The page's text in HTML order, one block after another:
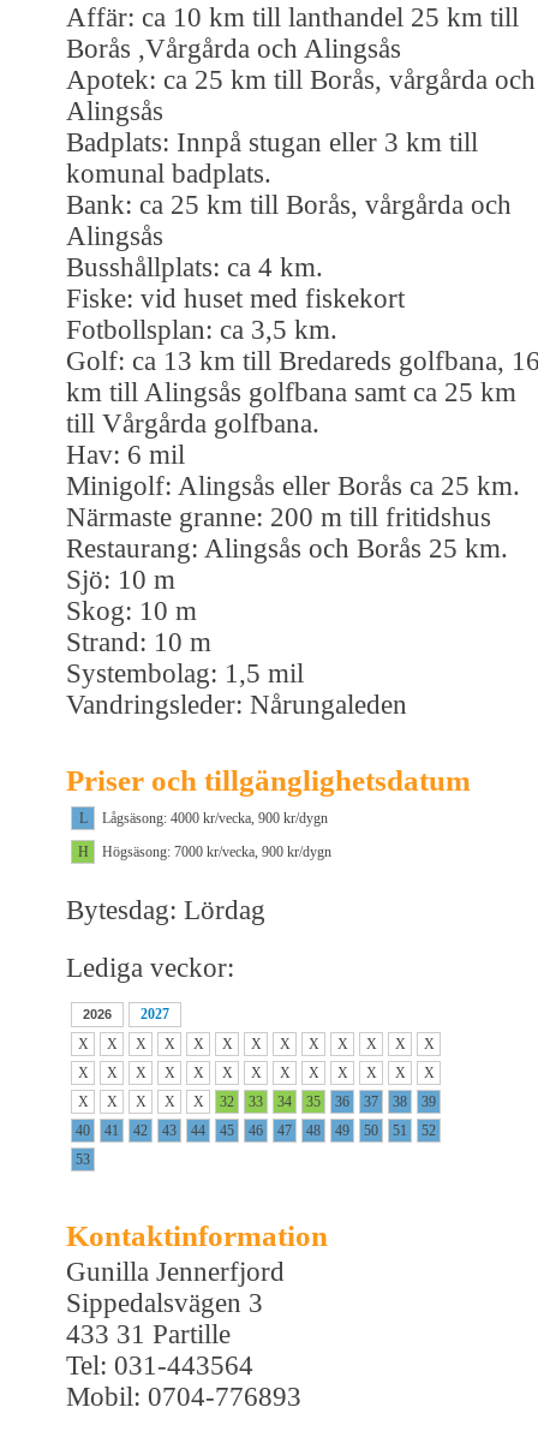
Affär: ca 10 km till lanthandel 25 km till
Borås ,Vårgårda och Alingsås
Apotek: ca 25 km till Borås, vårgårda och
Alingsås
Badplats: Innpå stugan eller 3 km till
komunal badplats.
Bank: ca 25 km till Borås, vårgårda och
Alingsås
Busshållplats: ca 4 km.
Fiske: vid huset med fiskekort
Fotbollsplan: ca 3,5 km.
Golf: ca 13 km till Bredareds golfbana,
km till Alingsås golfbana samt ca 25 km
till Vårgårda golfbana.
Hav: 6 mil
Minigolf: Alingsås eller Borås ca 25 km.
Närmaste granne: 200 m till fritidshus
Restaurang: Alingsås och Borås 25 km.
Sjö: 10 m
Skog: 10 m
Strand: 10 m
Systembolag: 1,5 mil
Vandringsleder: Nårungaleden
Priser och tillgänglighetsdatum
L
Lågsäsong: 4000 kr/vecka, 900 kr/dygn
H
Högsäsong: 7000 kr/vecka, 900 kr/dygn
Bytesdag: Lördag
Lediga veckor:
2026
2027
X
X X X X X X X X X X X
X
X
X X X X X X X X X X X
X
X
X X X X 32 33 34 35 36 37 38
39
40
41 42 43 44 45 46 47 48 49 50 51
52
53
Kontaktinformation
Gunilla Jennerfjord
Sippedalsvägen 3
433 31 Partille
Tel: 031-443564
Mobil: 0704-776893